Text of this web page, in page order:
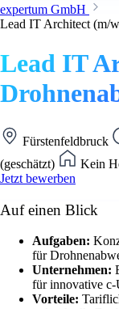
expertum GmbH
Lead IT Architect (m/
Lead IT
Fürstenfeldbruck
(geschätzt)
Kein
Jetzt bewerben
Auf einen Blick
Aufgaben:
für
Unternehmen:
für innovative
Vorteile: